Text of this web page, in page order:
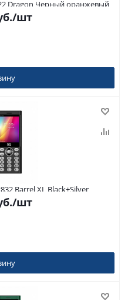
Dragon Черный оранжевый
/шт
Мобильный телефон BQ 2832 Barrel XL Black+Silver
/шт